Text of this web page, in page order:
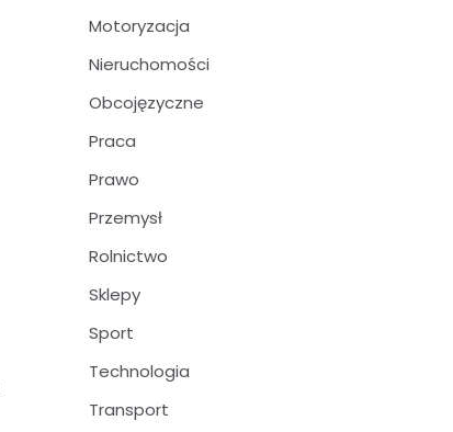
Motoryzacja
Nieruchomości
Obcojęzyczne
Praca
Prawo
Przemysł
Rolnictwo
Sklepy
Sport
Technologia
Transport